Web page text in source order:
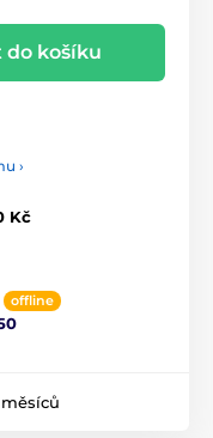
do košíku
›
Kč
offline